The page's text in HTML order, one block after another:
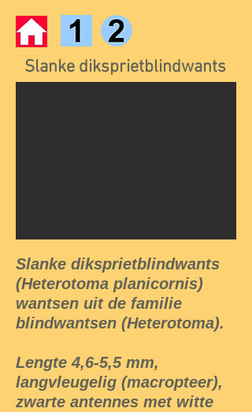
Slanke diksprietblindwants
Slanke diksprietblindwants
(Heterotoma planicornis)
wantsen uit de familie
blindwantsen (Heterotoma).
Lengte 4,6-5,5 mm,
langvleugelig (macropteer),
zwarte antennes met witte